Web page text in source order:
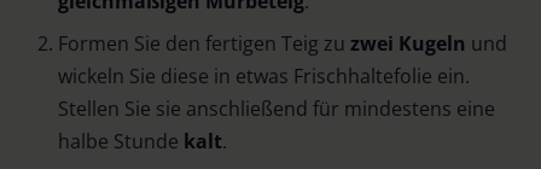
Formen Sie den fertigen Teig zu zwei Kugeln und
wickeln Sie diese in etwas Frischhaltefolie ein.
Stellen Sie sie anschließend für mindestens eine
halbe Stunde kalt.